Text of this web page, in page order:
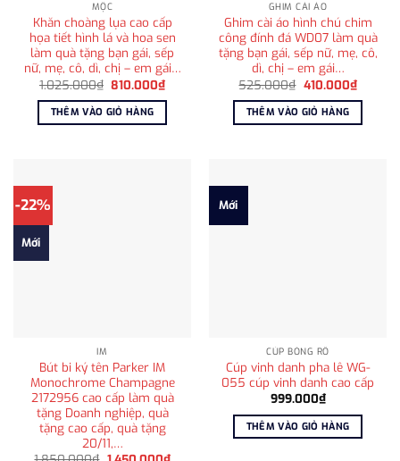
MỘC
Khăn choàng lụa cao cấp
họa tiết hình lá và hoa sen
làm quà tặng bạn gái, sếp
nữ, mẹ, cô, dì, chị – em gái…
1.025.000₫ Giá
là:
1.025.000₫.
810.000₫Giá
hiện
tại
810.000₫.
THÊM VÀO GIỎ HÀNG
GHIM CÀI ÁO
Ghim cài áo hình chú chim
công đính đá WD07 làm quà
tặng bạn gái, sếp nữ, mẹ, cô,
dì, chị – em gái…
525.000₫ Giá
là:
525.000₫.
410.000₫Giá
hiện
tại
THÊM VÀO GIỎ HÀNG
-22%
Mới
IM
Bút bi ký tên Parker IM
Monochrome Champagne
2172956 cao cấp làm quà
tặng Doanh nghiệp, quà
tặng cao cấp, quà tặng
20/11,…
Mới
CÚP BÓNG RỔ
Cúp vinh danh pha lê WG-
055 cúp vinh danh cao cấp
999.000₫
THÊM VÀO GIỎ HÀNG